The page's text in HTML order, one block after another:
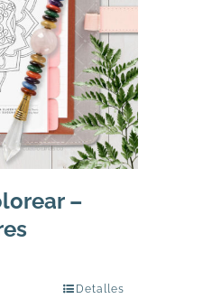
–
Detalles